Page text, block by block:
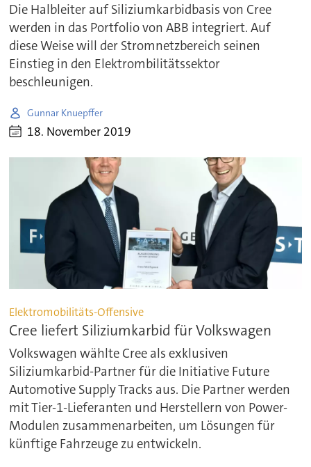
Die Halbleiter auf Siliziumkarbidbasis von Cree
werden in das Portfolio von ABB integriert. Auf
diese Weise will der Stromnetzbereich seinen
Einstieg in den Elektrombilitätssektor
beschleunigen.
Gunnar Knuepffer
18. November 2019
Elektromobilitäts-Offensive
Cree liefert Siliziumkarbid für Volkswagen
Volkswagen wählte Cree als exklusiven
Siliziumkarbid-Partner für die Initiative Future
Automotive Supply Tracks aus. Die Partner werden
mit Tier-1-Lieferanten und Herstellern von Power-
Modulen zusammenarbeiten, um Lösungen für
künftige Fahrzeuge zu entwickeln.